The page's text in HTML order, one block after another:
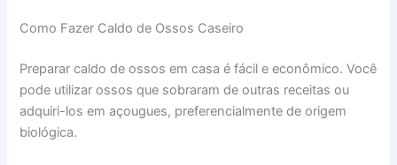
Como Fazer Caldo de Ossos Caseiro
Preparar caldo de ossos em casa é fácil e econômico. Você
pode utilizar ossos que sobraram de outras receitas ou
adquiri-los em açougues, preferencialmente de origem
biológica.